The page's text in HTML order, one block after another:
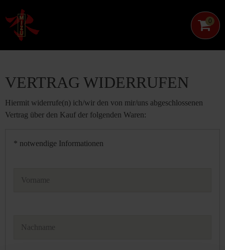
0
VERTRAG WIDERRUFEN
Hiermit widerrufe(n) ich/wir den von mir/uns abgeschlossenen
Vertrag über den Kauf der folgenden Waren:
* notwendige Informationen
Vorname
Nachname